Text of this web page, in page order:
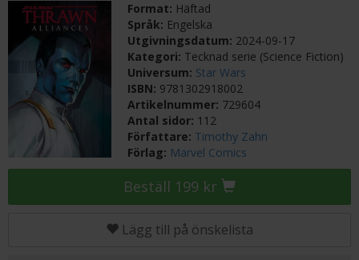
Format: Häftad
Språk: Engelska
Utgivningsdatum: 2024-09-17
Kategori: Tecknad serie (Science Fiction)
Universum: Star Wars
ISBN: 9781302918002
Artikelnummer: 729604
Antal sidor: 112
Författare: Timothy Zahn
Förlag: Marvel Comics
Beställ 199 kr
Lägg till på önskelista